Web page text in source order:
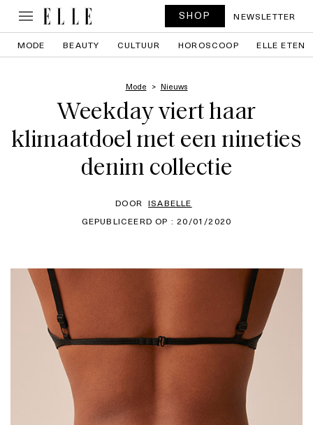
SHOP NEWSLETTER
MODE BEAUTY CULTUUR HOROSCOOP ELLE ETEN
Mode Nieuws
Weekday viert haar
klimaatdoel met een nineties
denim collectie
DOOR ISABELLE
GEPUBLICEERD OP : 20/01/2020